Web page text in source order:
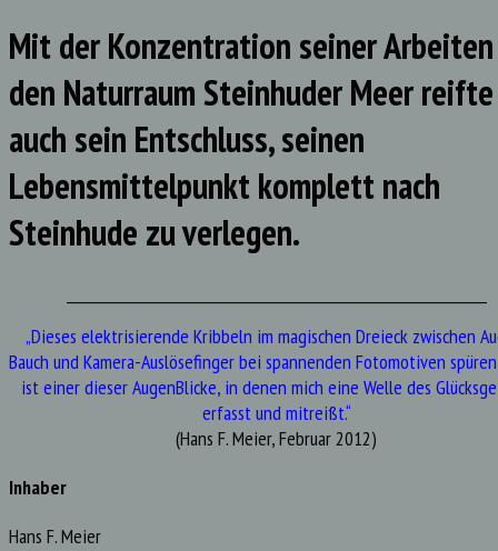
Mit der Konzentration seiner
den Naturraum Steinhuder Meer reifte
auch sein Entschluss, seinen
Lebensmittelpunkt komplett nach
Steinhude zu verlegen.
„Dieses elektrisierende Kribbeln im magischen Dreieck zwischen
Bauch und Kamera-Auslösefinger bei spannenden Fotomotiven
ist einer dieser AugenBlicke, in denen mich eine Welle des
erfasst und mitreißt.“
(Hans F. Meier, Februar 2012)
Inhaber
Hans F. Meier